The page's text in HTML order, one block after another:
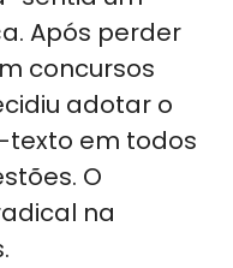
Após perder
concursos
adotar o
em todos
O
na